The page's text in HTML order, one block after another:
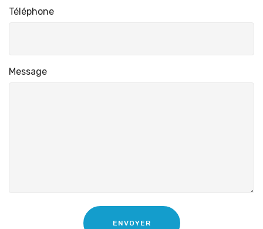
Téléphone
Message
ENVOYER